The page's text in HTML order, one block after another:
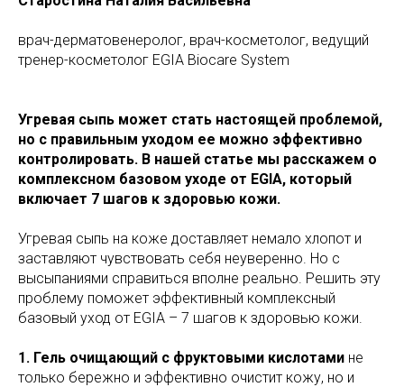
врач-дерматовенеролог, врач-косметолог, ведущий
тренер-косметолог EGIA Biocare System
Угревая сыпь может стать настоящей проблемой,
но с правильным уходом ее можно эффективно
контролировать. В нашей статье мы расскажем о
комплексном базовом уходе от EGIA, который
включает 7 шагов к здоровью кожи.
Угревая сыпь на коже доставляет немало хлопот и
заставляют чувствовать себя неуверенно. Но с
высыпаниями справиться вполне реально. Решить эту
проблему поможет эффективный комплексный
базовый уход от EGIA – 7 шагов к здоровью кожи.
1. Гель очищающий с фруктовыми кислотами не
только бережно и эффективно очистит кожу, но и